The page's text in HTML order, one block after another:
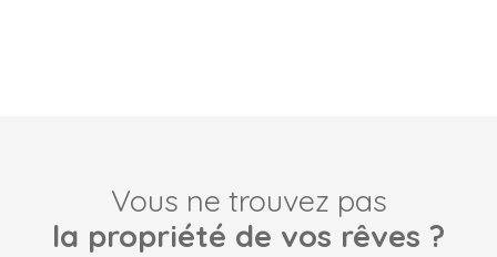
Vous ne trouvez pas
la propriété de vos rêves ?